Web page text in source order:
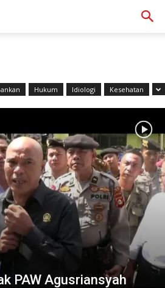
Hukum Idiologi Kesehatan
PAW Agusriansyah